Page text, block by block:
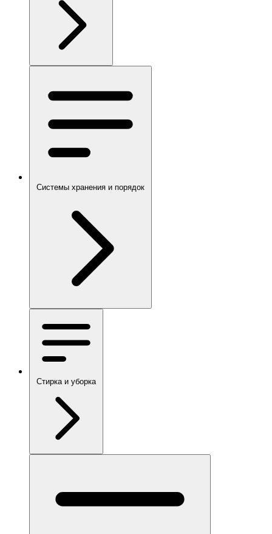
Системы хранения и порядок
Стирка и уборка